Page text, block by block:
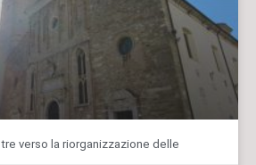
verso la riorganizzazione delle